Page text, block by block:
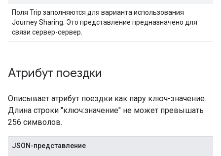
Поля Trip заполняются для варианта использования
Journey Sharing. Это представление предназначено для
связи сервер-сервер.
Атрибут поездки
Описывает атрибут поездки как пару ключ-значение.
Длина строки "ключ:значение" не может превышать
256 символов.
JSON-представление